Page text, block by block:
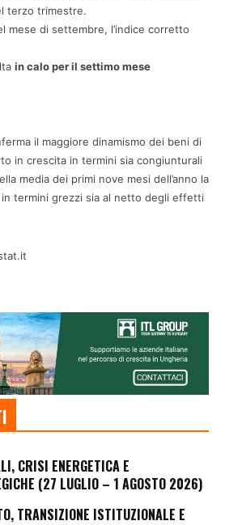
terzo trimestre.
mese di settembre, l’indice corretto
in calo per il settimo mese
il maggiore dinamismo dei beni di
in crescita in termini sia congiunturali
media dei primi nove mesi dell’anno la
termini grezzi sia al netto degli effetti
CRISI ENERGETICA E
(27 LUGLIO – 1 AGOSTO 2026)
TRANSIZIONE ISTITUZIONALE E